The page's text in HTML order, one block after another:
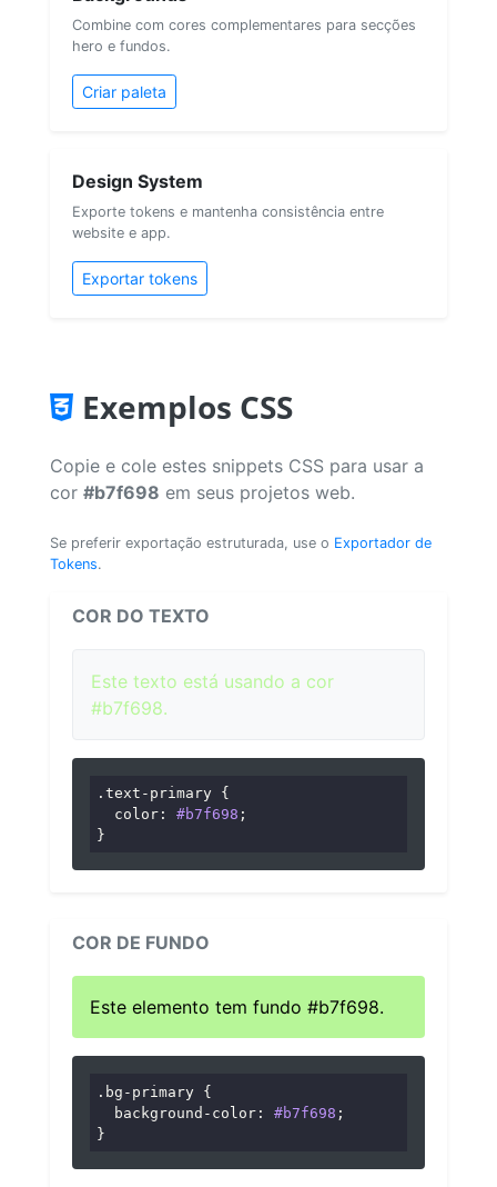
Combine com cores complementares para secções
hero e fundos.
Criar paleta
Design System
Exporte tokens e mantenha consistência entre
website e app.
Exportar tokens
Exemplos CSS
Copie e cole estes snippets CSS para usar a
cor #b7f698 em seus projetos web.
Se preferir exportação estruturada, use o Exportador de
Tokens.
COR DO TEXTO
Este texto está usando a cor
#b7f698.
.text-primary {
color : #b7f698 ;
}
COR DE FUNDO
Este elemento tem fundo #b7f698.
.bg-primary {
background-color : #b7f698 ;
}